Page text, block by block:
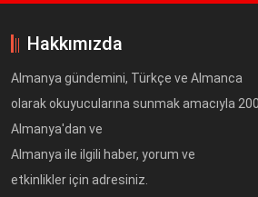
Hakkımızda
Almanya gündemini, Türkçe ve Almanca
olarak okuyucularına sunmak amacıyla
Almanya'dan ve
Almanya ile ilgili haber, yorum ve
etkinlikler için adresiniz.